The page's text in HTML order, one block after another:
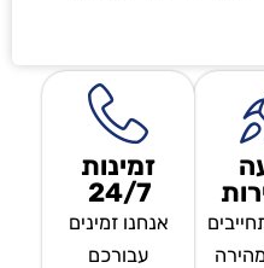
זמינות
24/7
אנחנו זמינים
עבורכם